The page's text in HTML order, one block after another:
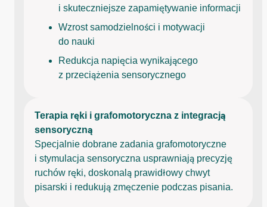
i skuteczniejsze zapamiętywanie informacji
Wzrost samodzielności i motywacji
do nauki
Redukcja napięcia wynikającego
z przeciążenia sensorycznego
Terapia ręki i grafomotoryczna z integracją
sensoryczną
Specjalnie dobrane zadania grafomotoryczne
i stymulacja sensoryczna usprawniają precyzję
ruchów ręki, doskonalą prawidłowy chwyt
pisarski i redukują zmęczenie podczas pisania.